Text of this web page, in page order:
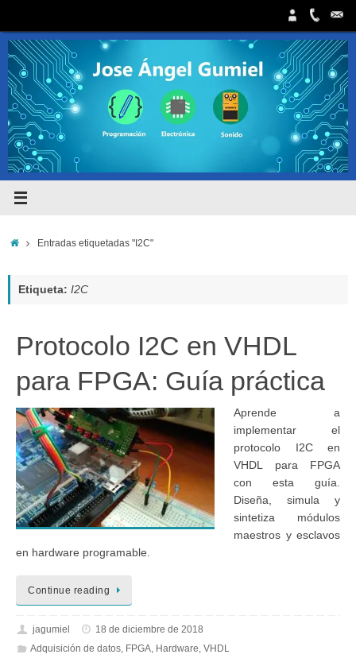
contenido
InicioEntradas etiquetadas "I2C"
Etiqueta: I2C
Protocolo I2C en VHDL
para FPGA: Guía práctica
Aprende a
implementar el
protocolo I2C en
VHDL para FPGA
con esta guía.
Diseña, simula y
sintetiza módulos
maestros y esclavos
en hardware programable.
Continue reading
jagumiel
18 de diciembre de 2018
Adquisición de datos, FPGA, Hardware, VHDL